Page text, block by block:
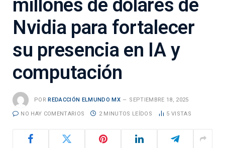
millones de dólares de
Nvidia para fortalecer
su presencia en IA y
computación
POR REDACCIÓN ELMUNDO MX SEPTIEMBRE 18, 2025
NO HAY COMENTARIOS 2 MINUTOS LEÍDOS 5 VISTAS